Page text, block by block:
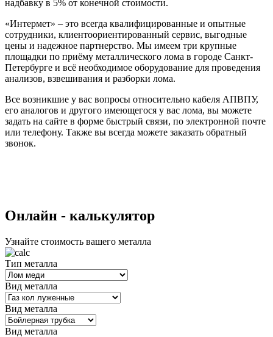
надбавку в 5% от конечной стоимости.
«Интермет» – это всегда квалифицированные и опытные
сотрудники, клиентоориентированный сервис, выгодные
цены и надежное партнерство. Мы имеем три крупные
площадки по приёму металлического лома в городе Санкт-
Петербурге и всё необходимое оборудование для проведения
анализов, взвешивания и разборки лома.
Все возникшие у вас вопросы относительно кабеля АПВПУ,
его аналогов и другого имеющегося у вас лома, вы можете
задать на сайте в форме быстрый связи, по электронной почте
или телефону. Также вы всегда можете заказать обратный
звонок.
Oнлайн - калькулятор
Узнайте стоимость вашего металла
Тип металла
Вид металла
Вид металла
Вид металла